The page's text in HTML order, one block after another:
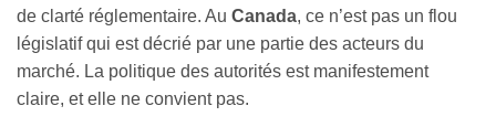
de clarté réglementaire. Au Canada, ce n’est pas un flou
législatif qui est décrié par une partie des acteurs du
marché. La politique des autorités est manifestement
claire, et elle ne convient pas.